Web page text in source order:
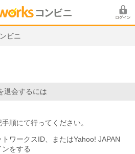
ビニ
退会するには
順にて行ってください。
ワークスID、またはYahoo! JAPAN
ンをする